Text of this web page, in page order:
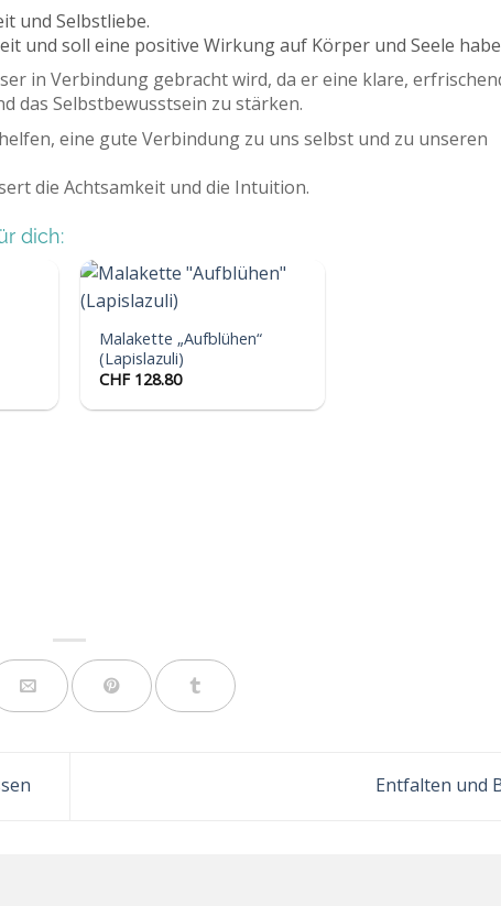
und Selbstliebe.
und soll eine positive Wirkung auf Körper und Seele
in Verbindung gebracht wird, da er eine klare,
das Selbstbewusstsein zu stärken.
eine gute Verbindung zu uns selbst und zu unseren
die Achtsamkeit und die Intuition.
dich:
Auf die
Malakette „Aufblühen“
(Lapislazuli)
CHF128.80
Entfalten und